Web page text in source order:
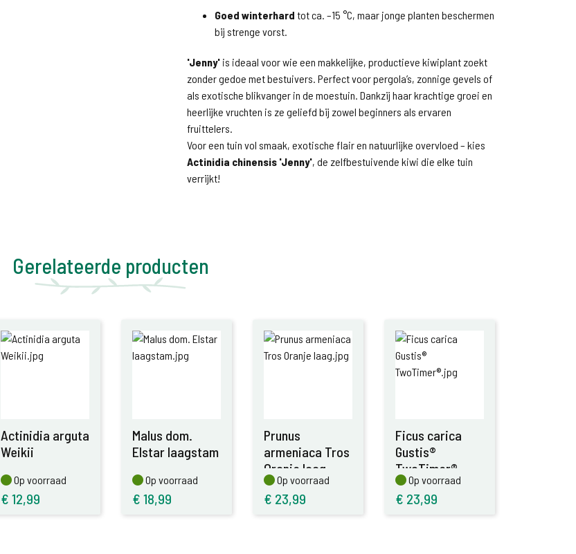
Goed winterhard tot ca. –15 °C, maar jonge planten beschermen
bij strenge vorst.
'Jenny' is ideaal voor wie een makkelijke, productieve kiwiplant zoekt
zonder gedoe met bestuivers. Perfect voor pergola’s, zonnige gevels of
als exotische blikvanger in de moestuin. Dankzij haar krachtige groei en
heerlijke vruchten is ze geliefd bij zowel beginners als ervaren
fruittelers.
Voor een tuin vol smaak, exotische flair en natuurlijke overvloed – kies
Actinidia chinensis 'Jenny', de zelfbestuivende kiwi die elke tuin
verrijkt!
Gerelateerde producten
Actinidia arguta
Weikii
Op voorraad
Op voorraad
€ 12,99
Malus dom.
Elstar laagstam
Op voorraad
Op voorraad
€ 18,99
Prunus
armeniaca Tros
Oranje laag
Op voorraad
Op voorraad
€ 23,99
Ficus carica
Gustis®
TwoTimer®
Op voorraad
Op voorraad
€ 23,99